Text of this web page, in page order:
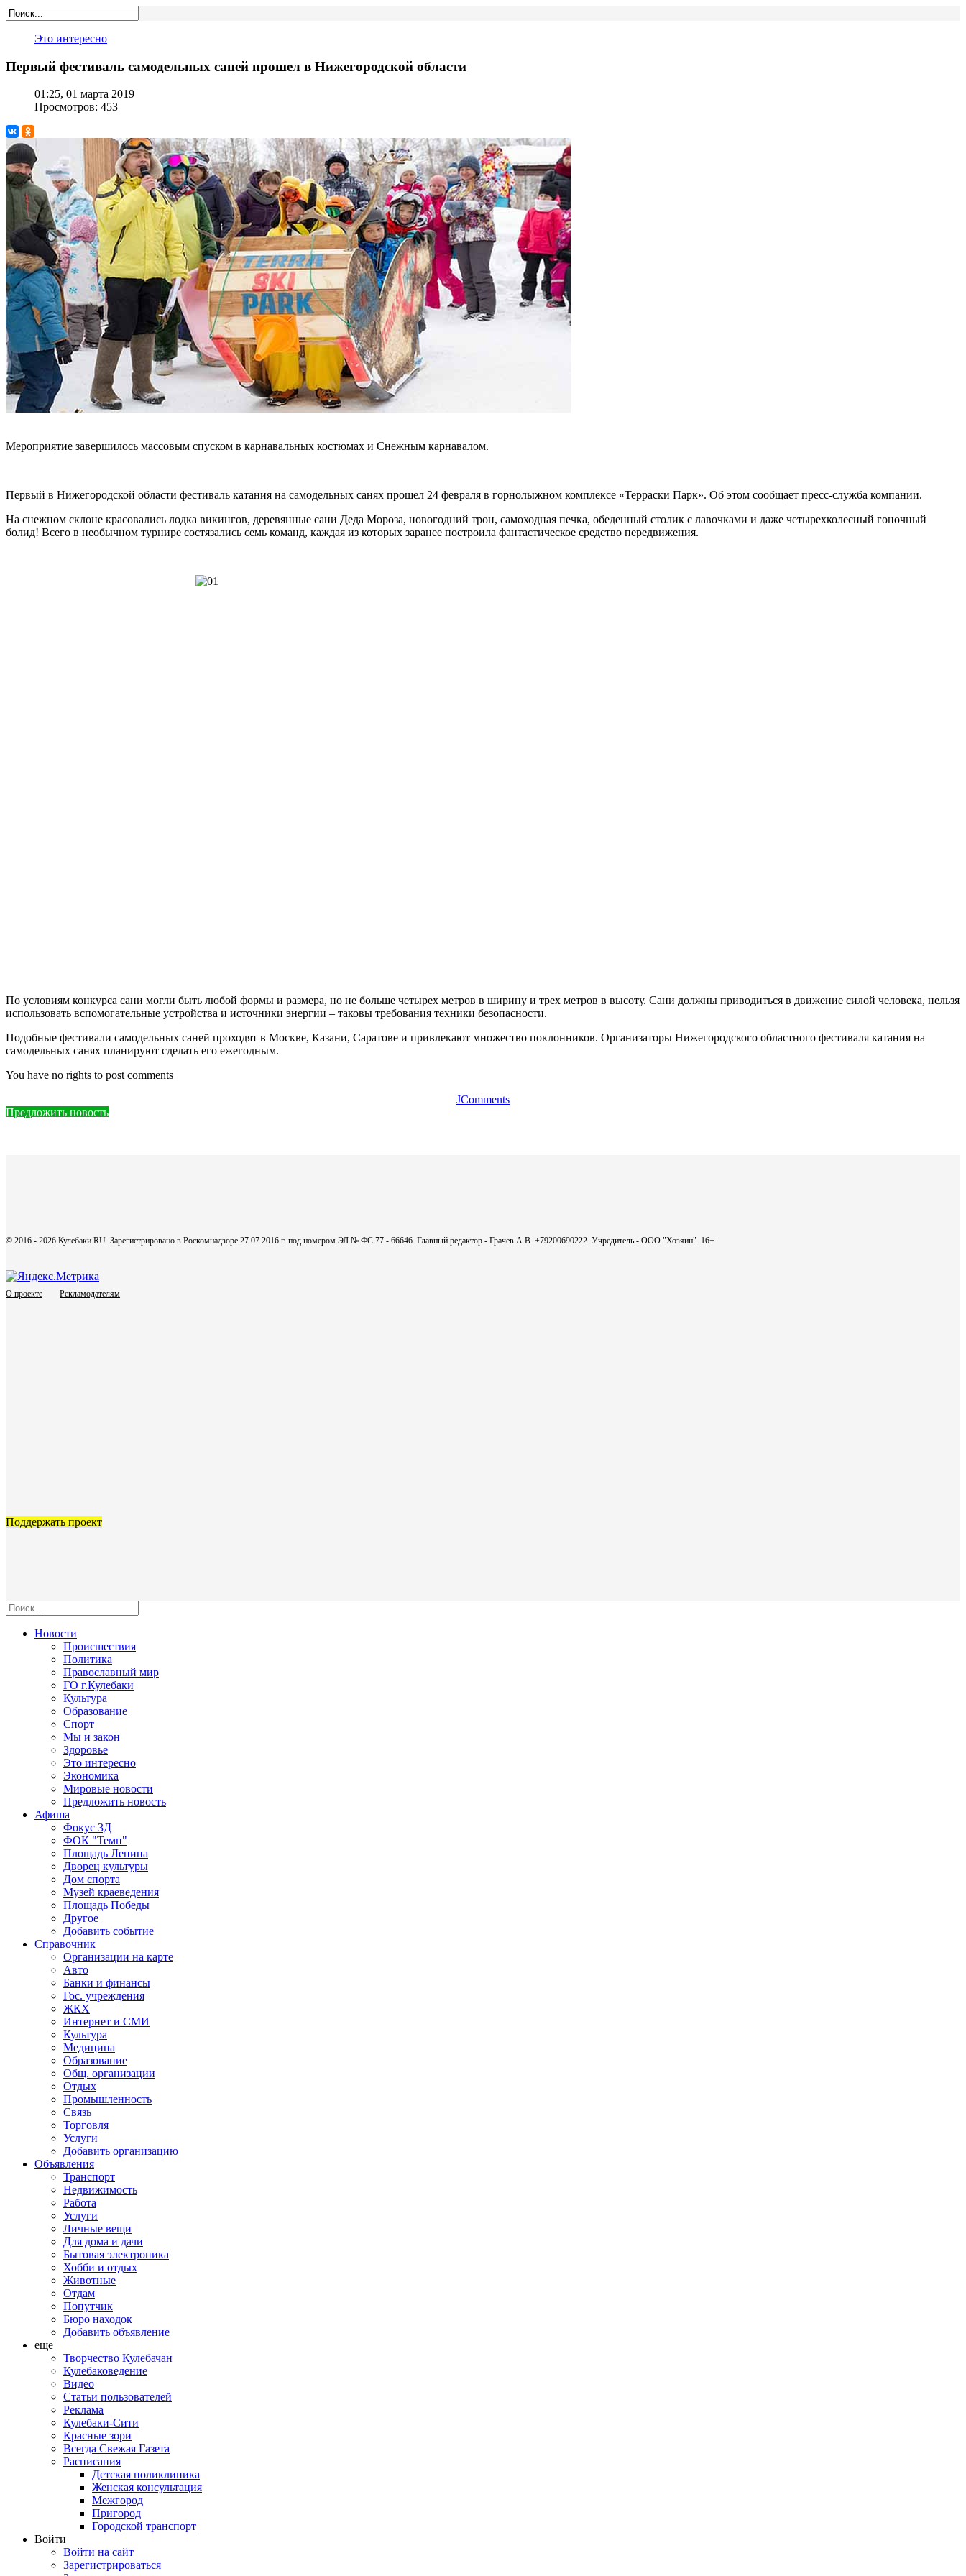
Это интересно
Первый фестиваль самодельных саней прошел в Нижегородской области
01:25, 01 марта 2019
Просмотров: 453
Мероприятие завершилось массовым спуском в карнавальных костюмах и Снежным карнавалом.
Первый в Нижегородской области фестиваль катания на самодельных санях прошел 24 февраля в горнолыжном комплексе «Терраски Парк». Об этом сообщает пресс-служба компании.
На снежном склоне красовались лодка викингов, деревянные сани Деда Мороза, новогодний трон, самоходная печка, обеденный столик с лавочками и даже четырехколесный гоночный
болид! Всего в необычном турнире состязались семь команд, каждая из которых заранее построила фантастическое средство передвижения.
По условиям конкурса сани могли быть любой формы и размера, но не больше четырех метров в ширину и трех метров в высоту. Сани должны приводиться в движение силой человека, нельзя
использовать вспомогательные устройства и источники энергии – таковы требования техники безопасности.
Подобные фестивали самодельных саней проходят в Москве, Казани, Саратове и привлекают множество поклонников. Организаторы Нижегородского областного фестиваля катания на
самодельных санях планируют сделать его ежегодным.
You have no rights to post comments
JComments
Предложить новость
© 2016 - 2026 Кулебаки.RU. Зарегистрировано в Роскомнадзоре 27.07.2016 г. под номером ЭЛ № ФС 77 - 66646. Главный редактор - Грачев А.В. +79200690222. Учредитель - ООО "Хозяин". 16+
О проекте Рекламодателям
Поддержать проект
Новости
Происшествия
Политика
Православный мир
ГО г.Кулебаки
Культура
Образование
Спорт
Мы и закон
Здоровье
Это интересно
Экономика
Мировые новости
Предложить новость
Афиша
Фокус 3Д
ФОК "Темп"
Площадь Ленина
Дворец культуры
Дом спорта
Музей краеведения
Площадь Победы
Другое
Добавить событие
Справочник
Организации на карте
Авто
Банки и финансы
Гос. учреждения
ЖКХ
Интернет и СМИ
Культура
Медицина
Образование
Общ. организации
Отдых
Промышленность
Связь
Торговля
Услуги
Добавить организацию
Объявления
Транспорт
Недвижимость
Работа
Услуги
Личные вещи
Для дома и дачи
Бытовая электроника
Хобби и отдых
Животные
Отдам
Попутчик
Бюро находок
Добавить объявление
еще
Творчество Кулебачан
Кулебаковедение
Видео
Статьи пользователей
Реклама
Кулебаки-Сити
Красные зори
Всегда Свежая Газета
Расписания
Детская поликлиника
Женская консультация
Межгород
Пригород
Городской транспорт
Войти
Войти на сайт
Зарегистрироваться